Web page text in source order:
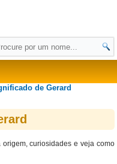
de Gerard
origem, curiosidades e veja como